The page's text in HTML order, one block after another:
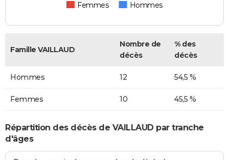
Femmes Hommes
Famille VAILLAUD
Nombre de
décès
% des
décès
Hommes 12 54,5 %
Femmes 10 45,5 %
Répartition des décès de VAILLAUD par tranche
d'âges